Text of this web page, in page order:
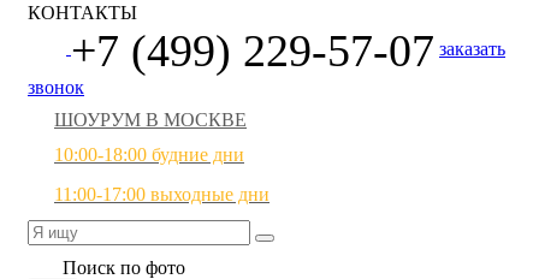
КОНТАКТЫ
+7 (499) 229-57-07 заказать
звонок
ШОУРУМ В МОСКВЕ
10:00-18:00 будние дни
11:00-17:00 выходные дни
Поиск по фото